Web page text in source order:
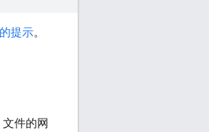
提示。
件的网